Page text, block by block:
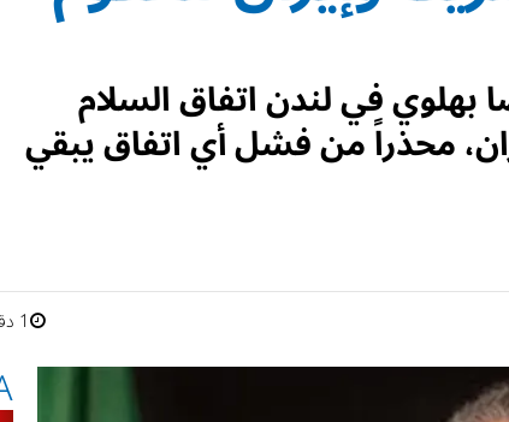
بهلوي في لندن اتفاق السلام
محذراً من فشل أي اتفاق يبقي
1 دقائق